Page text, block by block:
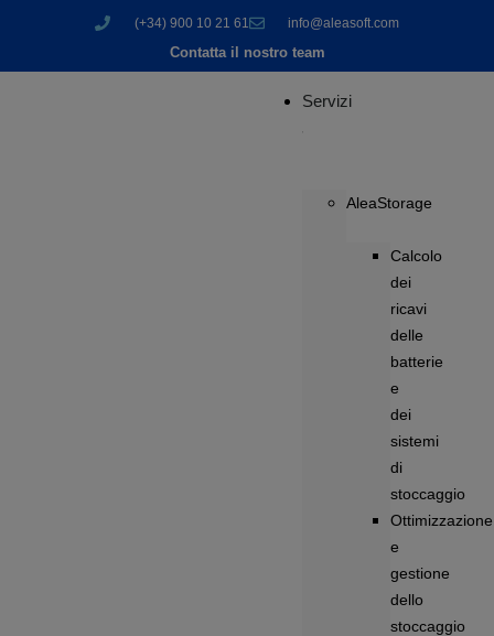
(+34) 900 10 21 61 info@aleasoft.com
Contatta il nostro team
Servizi
AleaStorage
Calcolo
dei
ricavi
delle
batterie
e
dei
sistemi
di
stoccaggio
Ottimizzazione
e
gestione
dello
stoccaggio